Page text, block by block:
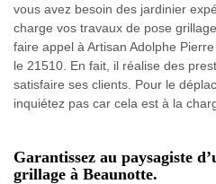
vous avez besoin des jardinier
charge vos travaux de pose
faire appel à Artisan Adolphe
le 21510. En fait, il réalise des
satisfaire ses clients. Pour le
inquiétez pas car cela est à la
Garantissez au paysagiste
grillage à Beaunotte.